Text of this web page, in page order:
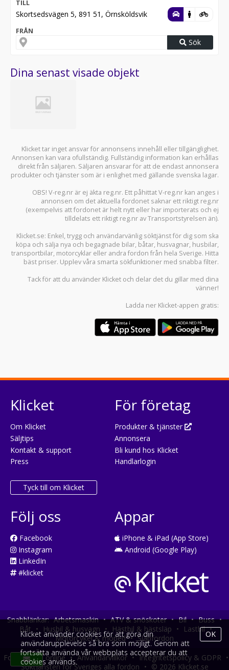
TILL
Skortsedsvägen 5, 891 51, Örnsköldsvik
FRÅN
Sök
Dina senast visade objekt
Klicket tar inget ansvar för annonsens innehåll eller tillgänglighet.
Annonsen kan vara ofullständig. Fullständig information kan erhållas
direkt från säljaren. Säljaren ansvarar för att de endast annonsera
produkter och tjänster som är i enlighet med gällande svenska lagar.
OBS! V-reg.nr är ej äkta reg.nr. Ett påhittat V-reg.nr kan anges i
annonsen om det aktuella fordonet saknar ett riktigt reg.nr
(exempelvis att fordonet är helt nytt eller har importerats och ej
tilldelats ett riktigt reg.nr av Transportstyrelsen än).
Klicket.se: Enkel, trygg och användarvänlig söktjänst för dig som ska
köpa och sälja nya och begagnade bilar, båtar, husvagnar, husbilar,
transportbilar, motorcyklar eller andra fordon från hela Sverige. Hitta
bäst priser. Upplev våra smarta sökfunktioner med snabba filter.
Tack för att du använder Klicket och delar det du gillar med dina
vänner!
Ladda ner Klicket-appen gratis:
Klicket
Om Klicket
Säljtips
Kontakt & support
Press
Tyck till om Klicket
För företag
Produkter & tjänster
Annonsera
Bli kund hos Klicket
Handlarlogin
Följ oss
Facebook
Instagram
LinkedIn
#klicket
Appar
iPhone & iPad (App Store)
Android (Google Play)
Snabblänkar: Arbetsmaskin • ATV & snöskoter • Bil • Buss •
Båt • Husbil & husvagn • Hästbil & hästsläp • Lastbil •
Motorcykel & moped • Släpfordon
Fordonsköp online • Användarvillkor • Integritetspolicy & GDPR •
Söktjänsten för Sveriges alla fordon • © 2026 Klicket.se
Klicket använder cookies för att göra din
användarupplevelse så bra som möjligt. Genom att
fortsätta använda vår webbplats accepterar du att
cookies används.
OK